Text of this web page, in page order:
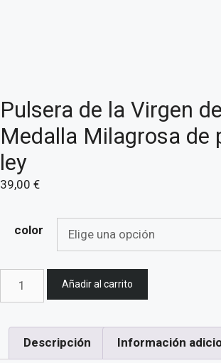
Pulsera de la Virgen
Medalla Milagrosa de
ley
39,00 €
color
Virgen
Añadir al carrito
Descripción Información